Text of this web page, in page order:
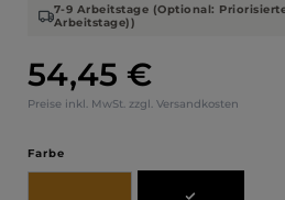
Regulärer Preis:
54,45 €
Preise inkl. MwSt. zzgl. Versandkosten
7-9 Arbeitstage (Optional:
Arbeitstage))
Farbeauswählen